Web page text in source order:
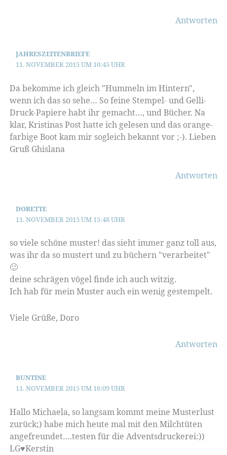
Antworten
JAHRESZEITENBRIEFE
11. NOVEMBER 2015 UM 10:45 UHR
Da bekomme ich gleich "Hummeln im Hintern",
wenn ich das so sehe… So feine Stempel- und Gelli-
Druck-Papiere habt ihr gemacht…, und Bücher. Na
klar, Kristinas Post hatte ich gelesen und das orange-
farbige Boot kam mir sogleich bekannt vor ;-). Lieben
Gruß Ghislana
Antworten
DORETTE
11. NOVEMBER 2015 UM 15:48 UHR
so viele schöne muster! das sieht immer ganz toll aus,
was ihr da so mustert und zu büchern "verarbeitet"
🙂
deine schrägen vögel finde ich auch witzig.
Ich hab für mein Muster auch ein wenig gestempelt.
Viele Grüße, Doro
Antworten
BUNTINE
11. NOVEMBER 2015 UM 16:09 UHR
Hallo Michaela, so langsam kommt meine Musterlust
zurück;) habe mich heute mal mit den Milchtüten
angefreundet….testen für die Adventsdruckerei:))
LG♥︎Kerstin